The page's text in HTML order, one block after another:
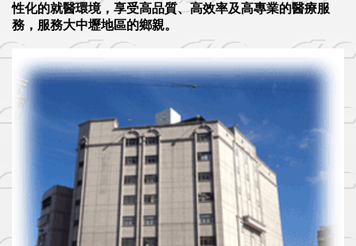
性化的就醫環境，享受高品質、高效率及高專業的醫療服
務，服務大中壢地區的鄉親。